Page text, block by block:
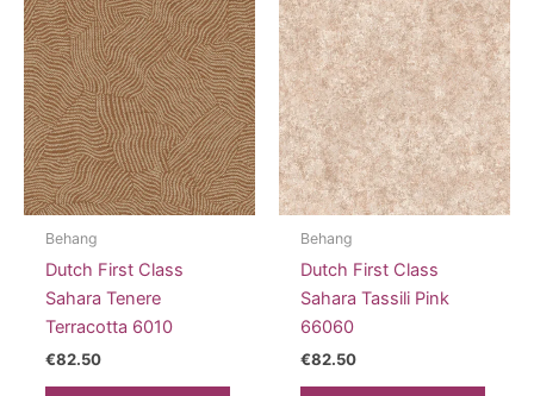
Behang
Dutch First Class
Sahara Tenere
Terracotta 6010
€82.50
Behang
Dutch First Class
Sahara Tassili Pink
66060
€82.50